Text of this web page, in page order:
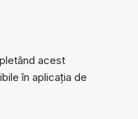
acest
în aplicația de